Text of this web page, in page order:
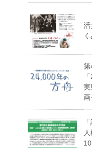
活
第
実
画